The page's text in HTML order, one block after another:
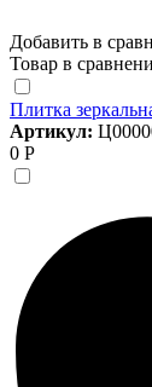
Добавить в
Товар в
Плитка
Артикул:
0 Р